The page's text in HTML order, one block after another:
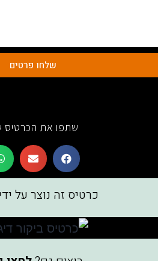
שלחו פרטים
שתפו את הכרטיס
כרטיס זה נוצר על